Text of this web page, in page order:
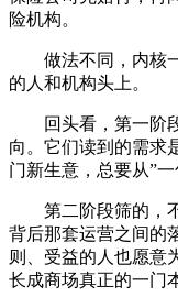
险机构。
做法不同，内核
的人和机构头上。
回头看，第一阶
向。它们读到的需求
门新生意，总要从”一
第二阶段筛的，
背后那套运营之间的
则、受益的人也愿意
长成商场真正的一门